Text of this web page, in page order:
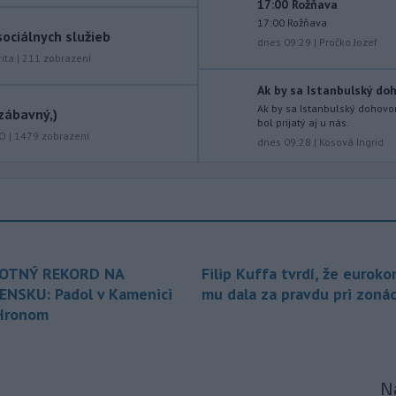
slúžiť na nelegálne
na územie tohto členského štátu
Ruská dezinformačná
kampaň sa vo Francúzsku zamerala
kandidáta, bývalého
Na jednokoľajovom
železničnom priecestí v Lozorne
služieb
| 211 zobrazení
| 1479 zobrazení
17:00 Rožňava
17:00 Rožňava
dnes 09:29 | Pročko Jozef
Ak by sa Istanbulský
Ak by sa Istanbulský
bol prijatý aj u nás.
dnes 09:28 | Kosová Ingrid
REKORD NA
Padol v Kamenici
Filip Kuffa tvrdí, že
mu dala za pravdu pri